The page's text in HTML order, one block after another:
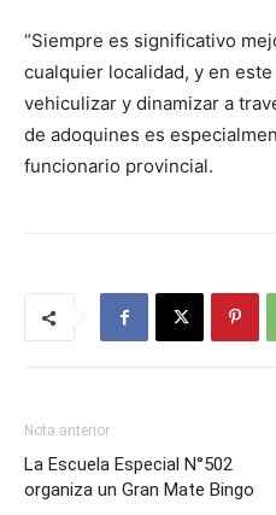
“Siempre es significativo
cualquier localidad, y en
vehiculizar y dinamizar a
de adoquines es
funcionario provincial.
Nota anterior
La Escuela Especial N°502
organiza un Gran Mate Bingo